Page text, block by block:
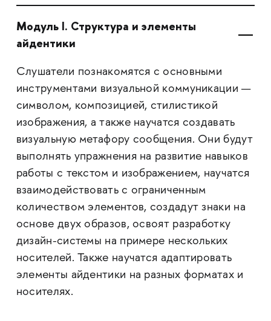
Модуль I. Структура и элементы
айдентики
Слушатели познакомятся с основными
инструментами визуальной коммуникации —
символом, композицией, стилистикой
изображения, а также научатся создавать
визуальную метафору сообщения. Они будут
выполнять упражнения на развитие навыков
работы с текстом и изображением, научатся
взаимодействовать с ограниченным
количеством элементов, создадут знаки на
основе двух образов, освоят разработку
дизайн-системы на примере нескольких
носителей. Также научатся адаптировать
элементы айдентики на разных форматах и
носителях.